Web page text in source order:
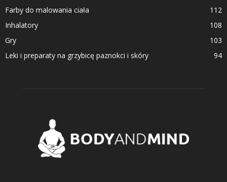
Farby do malowania ciała
112
Inhalatory
108
Gry
103
Leki i preparaty na grzybicę paznokci i skóry
94